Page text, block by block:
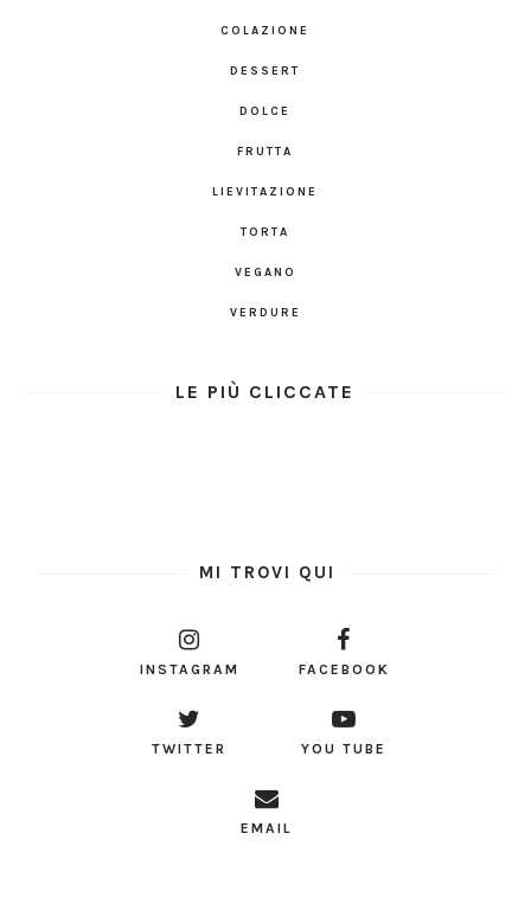
COLAZIONE
DESSERT
DOLCE
FRUTTA
LIEVITAZIONE
TORTA
VEGANO
VERDURE
LE PIÙ CLICCATE
MI TROVI QUI
INSTAGRAM FACEBOOK
TWITTER YOU TUBE
EMAIL